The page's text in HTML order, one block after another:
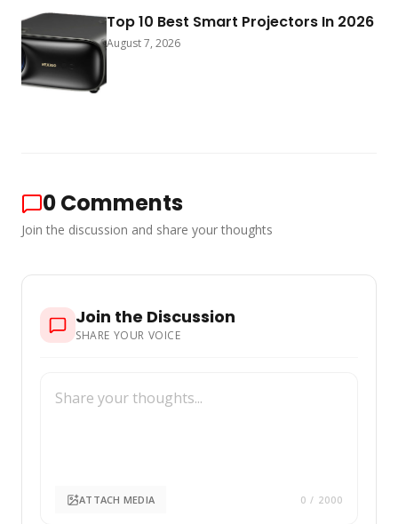
Top 10 Best Smart Projectors In 2026
August 7, 2026
0Comments
Join the discussion and share your thoughts
Join the Discussion
SHARE YOUR VOICE
ATTACH MEDIA 0 / 2000